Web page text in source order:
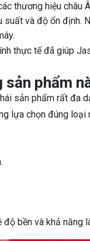
thương hiệu châu
suất và độ ổn định.
thực tế đã giúp
phẩm
sản phẩm rất đa
lựa chọn đúng loại
bền và khả năng